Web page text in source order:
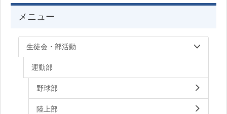
メニュー
生徒会・部活動
運動部
野球部
陸上部